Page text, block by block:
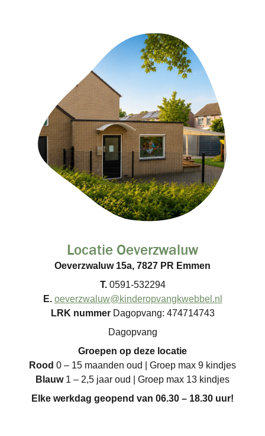
Locatie Oeverzwaluw
Oeverzwaluw 15a, 7827 PR Emmen
T. 0591-532294
E. oeverzwaluw@kinderopvangkwebbel.nl
LRK nummerDagopvang: 474714743
Dagopvang
Groepen op deze locatie
Rood 0 – 15 maanden oud | Groep max 9 kindjes
Blauw 1 – 2,5 jaar oud | Groep max 13 kindjes
Elke werkdag geopend van 06.30 – 18.30 uur!